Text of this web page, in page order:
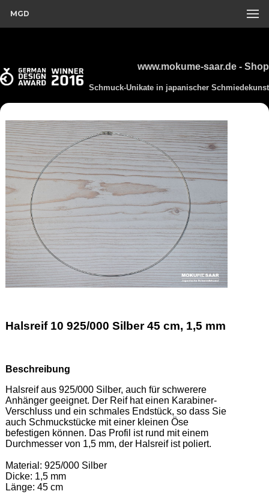
MGD
www.mokume-saar.de - Shop
Schmuck-Unikate in japanischer Schmiedekunst
Halsreif 10 925/000 Silber 45 cm, 1,5 mm
Beschreibung
Halsreif aus 925/000 Silber, auch für schwerere
Anhänger geeignet. Der Reif hat einen Karabiner-
Verschluss und ein schmales Endstück, so dass Sie
auch Schmuckstücke mit einer kleinen Öse
befestigen können. Das Profil ist rund mit einem
Durchmesser von 1,5 mm, der Halsreif ist poliert.
Material: 925/000 Silber
Dicke: 1,5 mm
Länge: 45 cm